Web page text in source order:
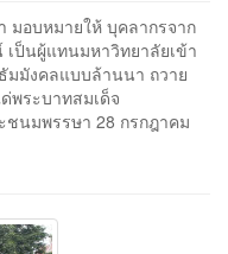
มอบหมายให้ บุคลากรจาก
ป็นผู้แทนมหาวิทยาลัยเข้า
มังคลแบบล้านนา ถวาย
พระบาทสมเด็จ
ชนมพรรษา 28 กรกฎาคม